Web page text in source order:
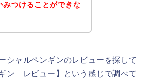
みつけることができな
シャルペンギンのレビューを探して
ン レビュー】という感じで調べて